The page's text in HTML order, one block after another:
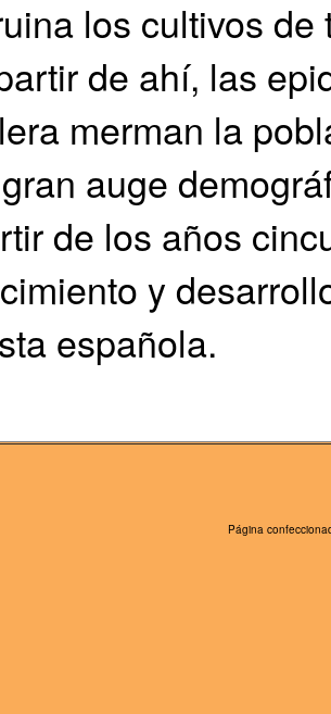
los cultivos
de ahí, las
merman la
auge
de los años
y
española.
Página